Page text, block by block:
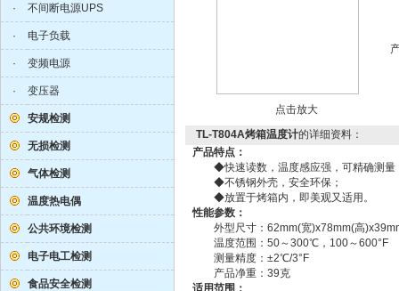
· 不间断电源UPS
· 电子负载
· 变频电源
· 变压器
安规检测
无损检测
气体检测
温度热电偶
公共环境检测
电子电工检测
食品安全检测
点击放大
TL-T804A烤箱温度计的详细资料：
产品特点：
◆快速读数，温度感应强，可精确测量
◆不锈钢外壳，安全环保；
◆放置于烤箱内，即美观又适用。
性能参数：
外型尺寸：62mm(宽)x78mm(高
温度范围：50～300℃，100～600°F
测量精度：±2℃/3°F
产品净重：39克
适用范围：